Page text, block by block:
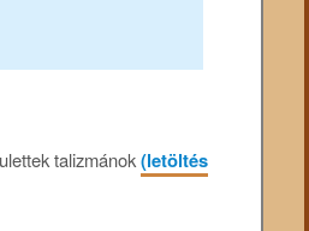
talizmánok(letöltés